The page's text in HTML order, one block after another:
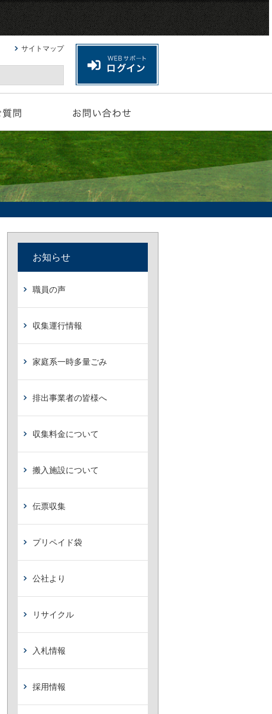
サイトマップ
お知らせ
職員の声
収集運行情報
家庭系一時多量ごみ
排出事業者の皆様へ
収集料金について
搬入施設について
伝票収集
プリペイド袋
公社より
リサイクル
入札情報
採用情報